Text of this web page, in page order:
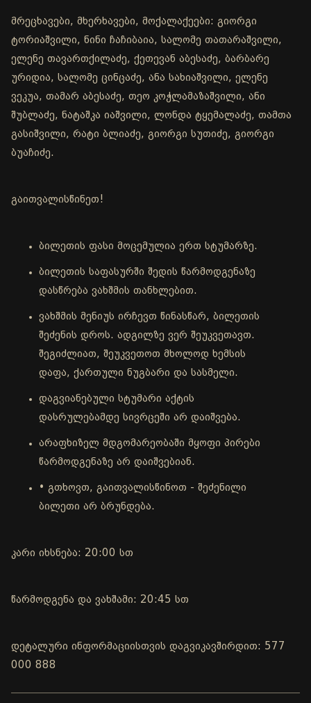
მრეცხავები, მხერხავები, მოქალაქეები: გიორგი
ტორიაშვილი, ნინი ჩაჩიბაია, სალომე თათარაშვილი,
ელენე თავართქილაძე, ქეთევან აბესაძე, ბარბარე
ურიდია, სალომე ცინცაძე, ანა სახიაშვილი, ელენე
ვეკუა, თამარ აბესაძე, თეო კოჭლამაზაშვილი, ანი
შუბლაძე, ნატაშკა იაშვილი, ლონდა ტყემალაძე, თამთა
გასიშვილი, რატი ბლიაძე, გიორგი სუთიძე, გიორგი
ბუაჩიძე.
გაითვალისწინეთ!
ბილეთის ფასი მოცემულია ერთ სტუმარზე.
ბილეთის საფასურში შედის წარმოდგენაზე
დასწრება ვახშმის თანხლებით.
ვახშმის მენიუს ირჩევთ წინასწარ, ბილეთის
შეძენის დროს. ადგილზე ვერ შეუკვეთავთ.
შეგიძლიათ, შეუკვეთოთ მხოლოდ ხემსის
დაფა, ქართული ნუგბარი და სასმელი.
დაგვიანებული სტუმარი აქტის
დასრულებამდე სივრცეში არ დაიშვება.
არაფხიზელ მდგომარეობაში მყოფი პირები
წარმოდგენაზე არ დაიშვებიან.
• გთხოვთ, გაითვალისწინოთ - შეძენილი
ბილეთი არ ბრუნდება.
კარი იხსნება: 20:00 სთ
წარმოდგენა და ვახშამი: 20:45 სთ
დეტალური ინფორმაციისთვის დაგვიკავშირდით: 577
000 888